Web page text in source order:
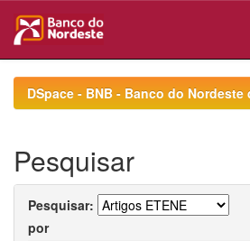
navigationDSpace - BNB - Banco do Nordeste
Pesquisar
Pesquisar:
por